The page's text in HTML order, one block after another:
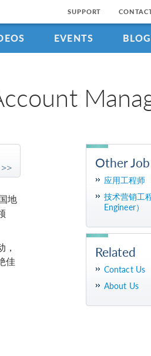
SUPPORT
EVENTS BLOG
Other
应用工程师
技术营销工
Engineer）
Related
Contact Us
About Us
地
佳